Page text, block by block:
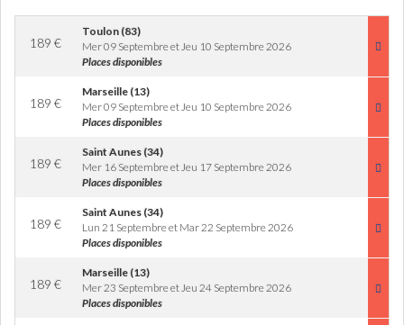
189 €
Toulon (83)
Mer 09 Septembre et Jeu 10 Septembre 2026
Places disponibles
189 €
Marseille (13)
Mer 09 Septembre et Jeu 10 Septembre 2026
Places disponibles
189 €
Saint Aunes (34)
Mer 16 Septembre et Jeu 17 Septembre 2026
Places disponibles
189 €
Saint Aunes (34)
Lun 21 Septembre et Mar 22 Septembre 2026
Places disponibles
189 €
Marseille (13)
Mer 23 Septembre et Jeu 24 Septembre 2026
Places disponibles